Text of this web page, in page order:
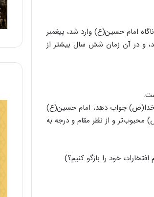
امام حسین(ع) وارد شد، پیغمبر
و در آن زمان شش سال بیشتر از
خدا(ص) جواب دهد، امام حسین(ع)
و از نظر مقام و درجه به
خود را بازگو کنیم؟)